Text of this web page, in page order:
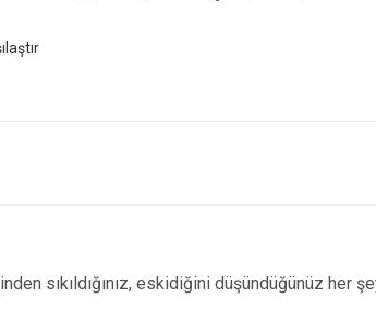
sıkıldığınız, eskidiğini düşündüğünüz her